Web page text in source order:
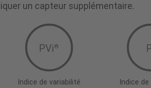
un capteur supplémentaire.
PVi®
Indice de variabilité
Indice